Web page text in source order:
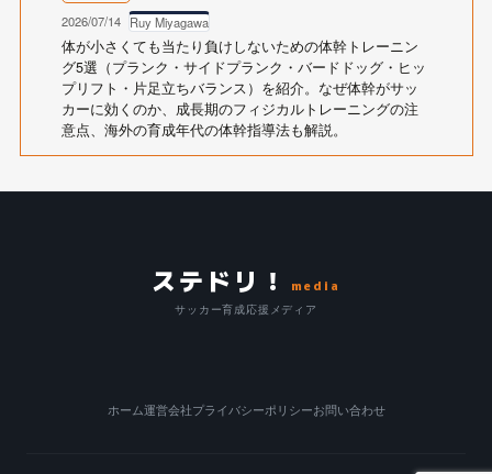
2026/07/14 Ruy Miyagawa
体が小さくても当たり負けしないための体幹トレーニン
グ5選（プランク・サイドプランク・バードドッグ・ヒッ
プリフト・片足立ちバランス）を紹介。なぜ体幹がサッ
カーに効くのか、成長期のフィジカルトレーニングの注
意点、海外の育成年代の体幹指導法も解説。
ステドリ！ media
サッカー育成応援メディア
ホーム運営会社プライバシーポリシーお問い合わせ